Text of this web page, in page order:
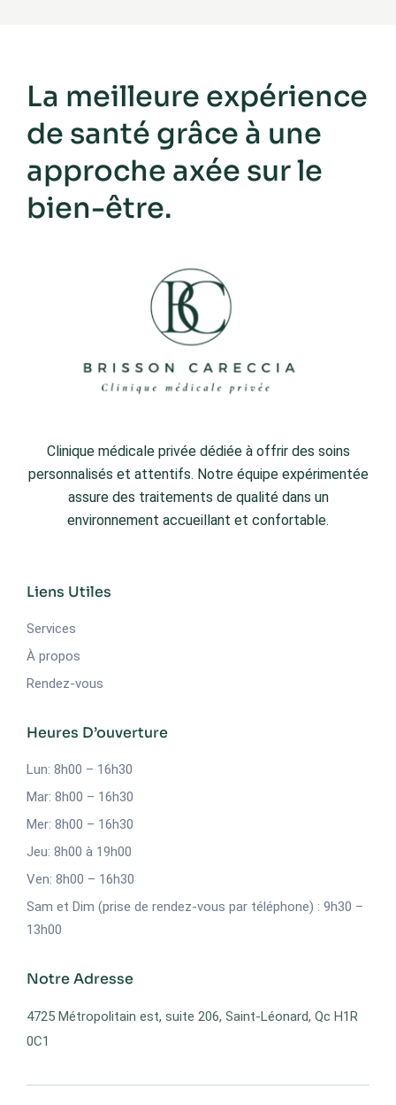
La meilleure expérience
de santé grâce à une
approche axée sur le
bien-être.
Clinique médicale privée dédiée à offrir des soins
personnalisés et attentifs. Notre équipe expérimentée
assure des traitements de qualité dans un
environnement accueillant et confortable.
Liens Utiles
Services
À propos
Rendez-vous
Heures D’ouverture
Lun: 8h00 – 16h30
Mar: 8h00 – 16h30
Mer: 8h00 – 16h30
Jeu: 8h00 à 19h00
Ven: 8h00 – 16h30
Sam et Dim (prise de rendez-vous par téléphone) : 9h30 –
13h00
Notre Adresse
4725 Métropolitain est, suite 206, Saint-Léonard, Qc H1R
0C1